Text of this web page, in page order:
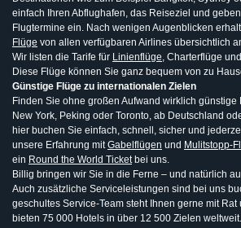
einfach Ihren Abflughafen, das Reiseziel und
Flugtermine ein. Nach wenigen Augenblicken
Flüge von allen verfügbaren Airlines übersichtlich
Wir listen die Tarife für Linienflüge, Charterflüge und
Diese Flüge können Sie ganz bequem von zu
Günstige Flüge zu internationalen Zielen
Finden Sie ohne großen Aufwand wirklich günstige
New York, Peking oder Toronto, ab Deutschland
hier buchen Sie einfach, schnell, sicher und
unsere Erfahrung mitGabelflügen und Mulitstopp-
ein Round the World Ticketbei uns.
Billig bringen wir Sie in die Ferne – und natürlich
Auch zusätzliche Serviceleistungen sind bei uns
geschultes Service-Team steht Ihnen gerne mit Rat
bieten 75 000 Hotels in über 12 500 Zielen